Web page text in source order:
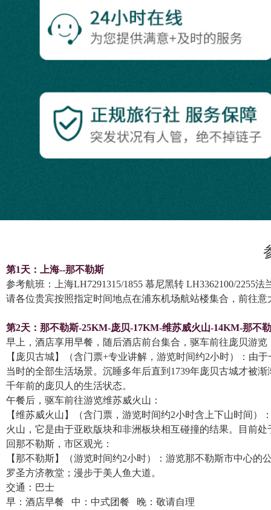
第1天：上海--那不勒斯
参考航班：上海LH7291315/1855 慕尼黑转 LH3362100/2255法
请各位贵宾按照指定时间地点在浦东机场航站楼集合，前往
第2天： 那不勒斯-25KM-庞贝-17KM-维苏威火山-14KM-那不
早上，酒店享用早餐，随后酒店前台集合，驱车前往庞贝游览
【庞贝古城】（含门票+专业讲解，游览时间约2小时）：由
当时的全部生活场景。沉睡多年后直到1739年庞贝古城才被
千年前的庞贝人的生活状态。
午餐后，驱车前往游览维苏威火山：
【维苏威火山】（含门票，游览时间约2小时含上下山时间
火山，它是由于亚欧版块和非洲板块相互碰撞的结果。目前
回那不勒斯，市区观光：
【那不勒斯】（游览时间约2小时）：游览那不勒斯市中心
罗圣方济教堂；漫步于美人鱼大道。
交通：巴士
早：酒店早餐 中：中式团餐 晚：敬请自理